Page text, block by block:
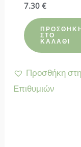
4.83
από 5
7.30 €
ΣΤΟ
ΚΑΛΆΘΙ
Προσθήκη
Επιθυμιών